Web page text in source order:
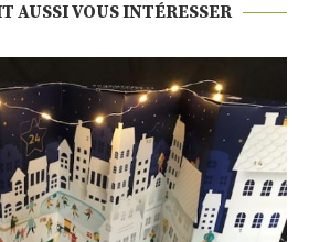
AUSSI VOUS INTÉRESSER